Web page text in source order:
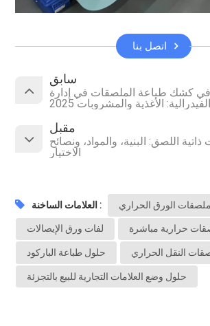
اتصل بنا
سابق
في كشك طباعة الملصقات في إدارة
الأغذية والمشروبات 2025
مقبل
اللصق: البنية، والمواد، ونصائح
الاختيار
العلامات الساخنة : ملصقات الورق الحراري
لفات ورق الإيصالات حرارية مباشرة
حلول طباعة الباركود النقل الحراري
حلول وضع العلامات التجارية للبيع بالتجزئة